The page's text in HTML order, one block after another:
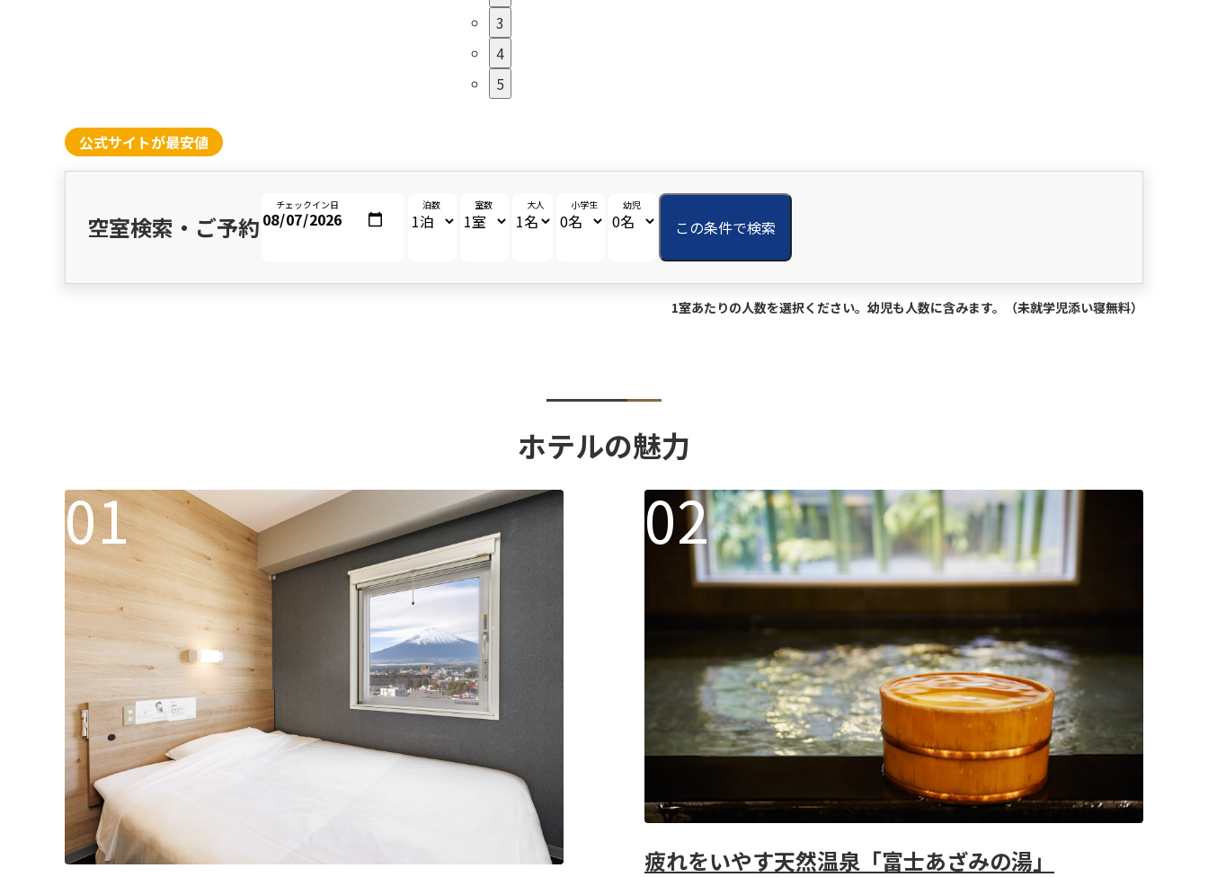
3
4
5
公式サイトが最安値
空室検索・ご予約
チェックイン日 泊数 室数 大人 小学生 幼児
この条件で検索
1室あたりの人数を選択ください。幼児も人数に含みます。（未就学児添い寝無料）
ホテルの魅力
疲れをいやす天然温泉「富士あざみの湯」